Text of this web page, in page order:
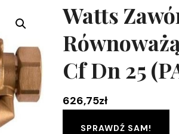
Watts
Cf Dn 25
626,75zł
SPRAWDŹ SAM!